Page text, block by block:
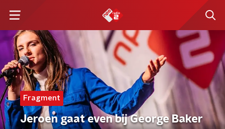
Fragment
Jeroen gaat even bij George Baker